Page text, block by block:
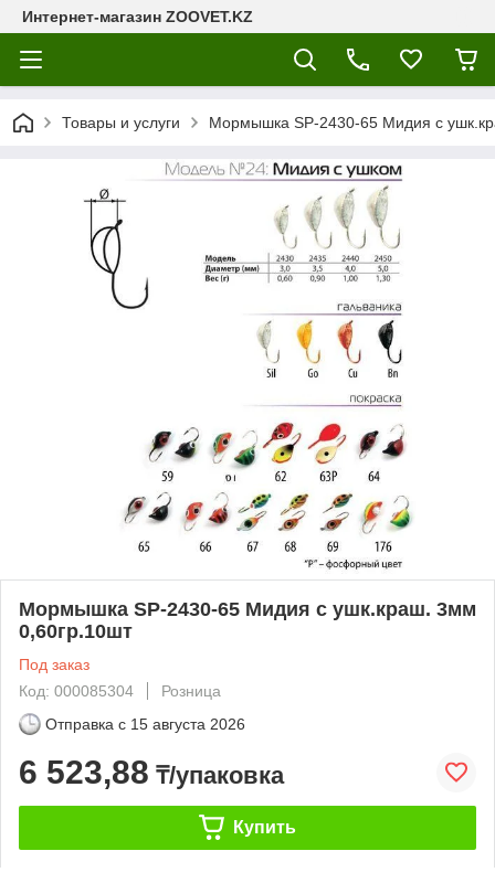
Интернет-магазин ZOOVET.KZ
Товары и услуги Мормышка SP-2430-65 Mидия с
Мормышка SP-2430-65 Mидия с ушк.краш. 3мм
0,60гр.10шт
Под заказ
Код: 000085304
Розница
Отправка с 15 августа 2026
6 523,88 ₸/упаковка
Купить